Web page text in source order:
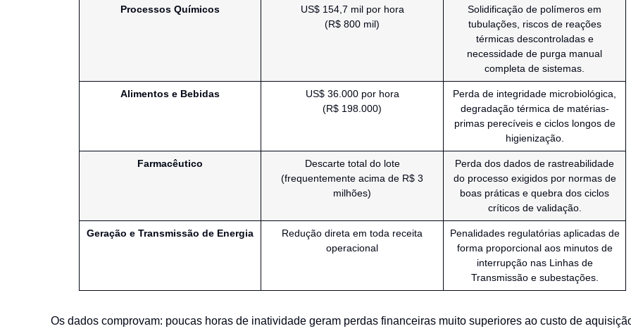
Processos Químicos
US$ 154,7 mil por hora
(R$ 800 mil)
Solidificação de polímeros em
tubulações, riscos de reações
térmicas descontroladas e
necessidade de purga manual
completa de sistemas.
Alimentos e Bebidas
US$ 36.000 por hora
(R$ 198.000)
Perda de integridade microbiológica,
degradação térmica de matérias-
primas perecíveis e ciclos longos de
higienização.
Farmacêutico
Descarte total do lote
(frequentemente acima de R$ 3
milhões)
Perda dos dados de rastreabilidade
do processo exigidos por normas de
boas práticas e quebra dos ciclos
críticos de validação.
Geração e Transmissão de Energia
Redução direta em toda receita
operacional
Penalidades regulatórias aplicadas de
forma proporcional aos minutos de
interrupção nas Linhas de
Transmissão e subestações.
Os dados comprovam: poucas horas de inatividade geram perdas financeiras muito superiores ao custo de